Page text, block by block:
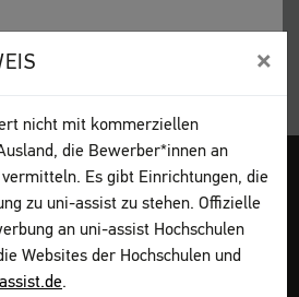
×
nicht mit kommerziellen
die Bewerber*innen an
Es gibt Einrichtungen, die
zu uni-assist zu stehen. Offizielle
an uni-assist Hochschulen
Websites der Hochschulen und
.
Sitemap My assist
DGS
Seite drucken
Bewerben